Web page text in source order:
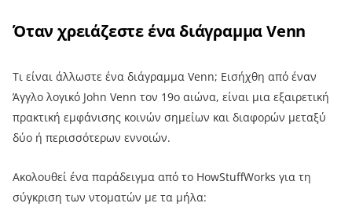
Όταν χρειάζεστε ένα διάγραμμα Venn
Τι είναι άλλωστε ένα διάγραμμα Venn; Εισήχθη από έναν
Άγγλο λογικό John Venn τον 19ο αιώνα, είναι μια εξαιρετική
πρακτική εμφάνισης κοινών σημείων και διαφορών μεταξύ
δύο ή περισσότερων εννοιών.
Ακολουθεί ένα παράδειγμα από το HowStuffWorks για τη
σύγκριση των ντοματών με τα μήλα: